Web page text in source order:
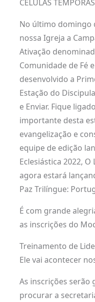
CÉLULAS TEMPORÃS
No último domingo
nossa Igreja a
Ativação
Comunidade de Fé
desenvolvido a
Estação do
e Enviar. Fique
importante desta
evangelização e
equipe de edição
Eclesiástica 2022, O
agora estará
Paz Trilíngue:
É com grande
as inscrições do
Treinamento de
Ele vai acontecer
As inscrições serão
procurar a